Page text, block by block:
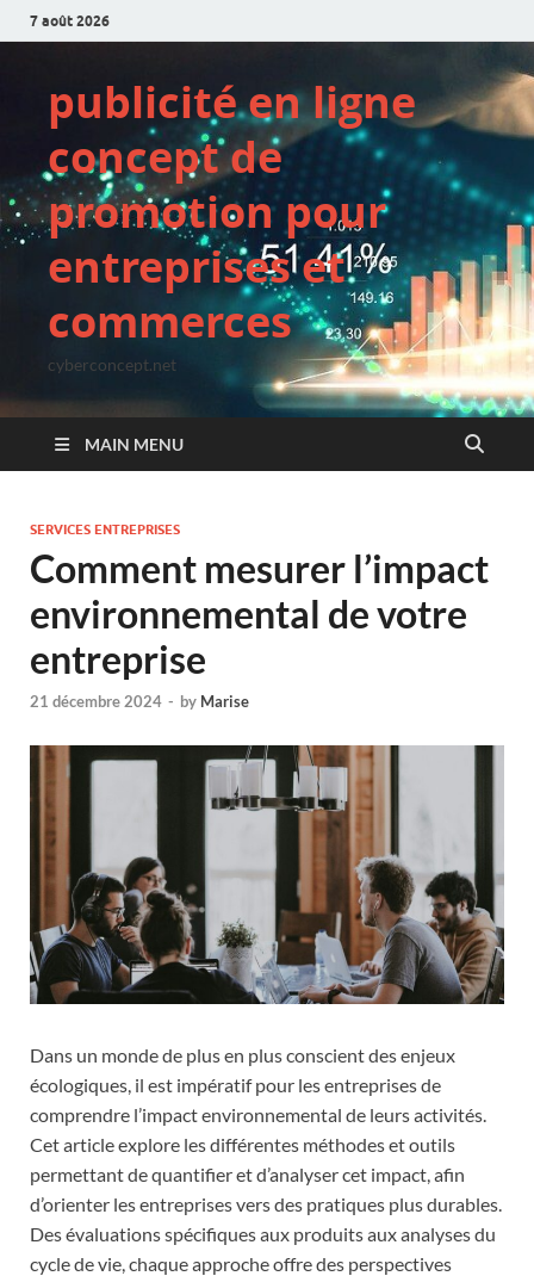
7 août 2026
publicité en ligne
concept de
promotion pour
entreprises et
commerces
cyberconcept.net
MAIN MENU
SERVICES ENTREPRISES
Comment mesurer l’impact
environnemental de votre
entreprise
21 décembre 2024 - by Marise
Dans un monde de plus en plus conscient des enjeux
écologiques, il est impératif pour les entreprises de
comprendre l’impact environnemental de leurs activités.
Cet article explore les différentes méthodes et outils
permettant de quantifier et d’analyser cet impact, afin
d’orienter les entreprises vers des pratiques plus durables.
Des évaluations spécifiques aux produits aux analyses du
cycle de vie, chaque approche offre des perspectives